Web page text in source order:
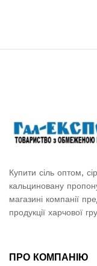
Купити сіль оптом,
кальциновану
магазині компанії
продукції харчової
ПРО КОМПАНІЮ